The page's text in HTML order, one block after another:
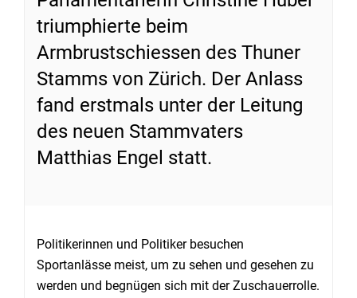
triumphierte beim
Armbrustschiessen des Thuner
Stamms von Zürich. Der Anlass
fand erstmals unter der Leitung
des neuen Stammvaters
Matthias Engel statt.
Politikerinnen und Politiker besuchen
Sportanlässe meist, um zu sehen und gesehen zu
werden und begnügen sich mit der Zuschauerrolle.